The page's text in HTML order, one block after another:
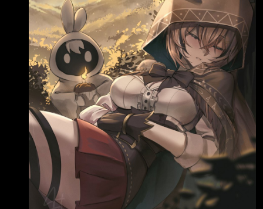
科、永擎、泰鼎-KY、為升、光鼎、和桐、旺
宏、 日馳、聯友金屬-創、高力) (永悅健康-創、
全友) 上櫃 漲停家數 (+10%) 27 成交量排行：力
積電、群創、、元大台